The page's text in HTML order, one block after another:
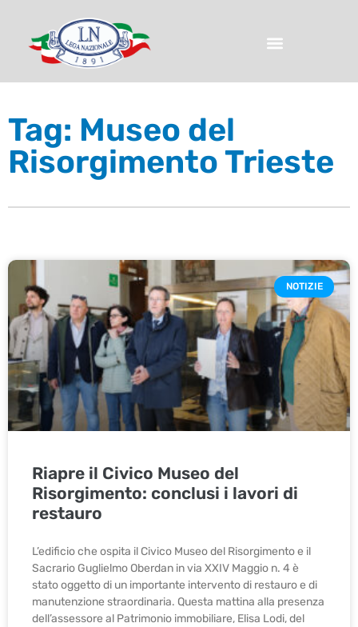
Tag: Museo del
Risorgimento Trieste
NOTIZIE
Riapre il Civico Museo del
Risorgimento: conclusi i lavori di
restauro
L’edificio che ospita il Civico Museo del Risorgimento e il
Sacrario Guglielmo Oberdan in via XXIV Maggio n. 4 è
stato oggetto di un importante intervento di restauro e di
manutenzione straordinaria. Questa mattina alla presenza
dell’assessore al Patrimonio immobiliare, Elisa Lodi, del